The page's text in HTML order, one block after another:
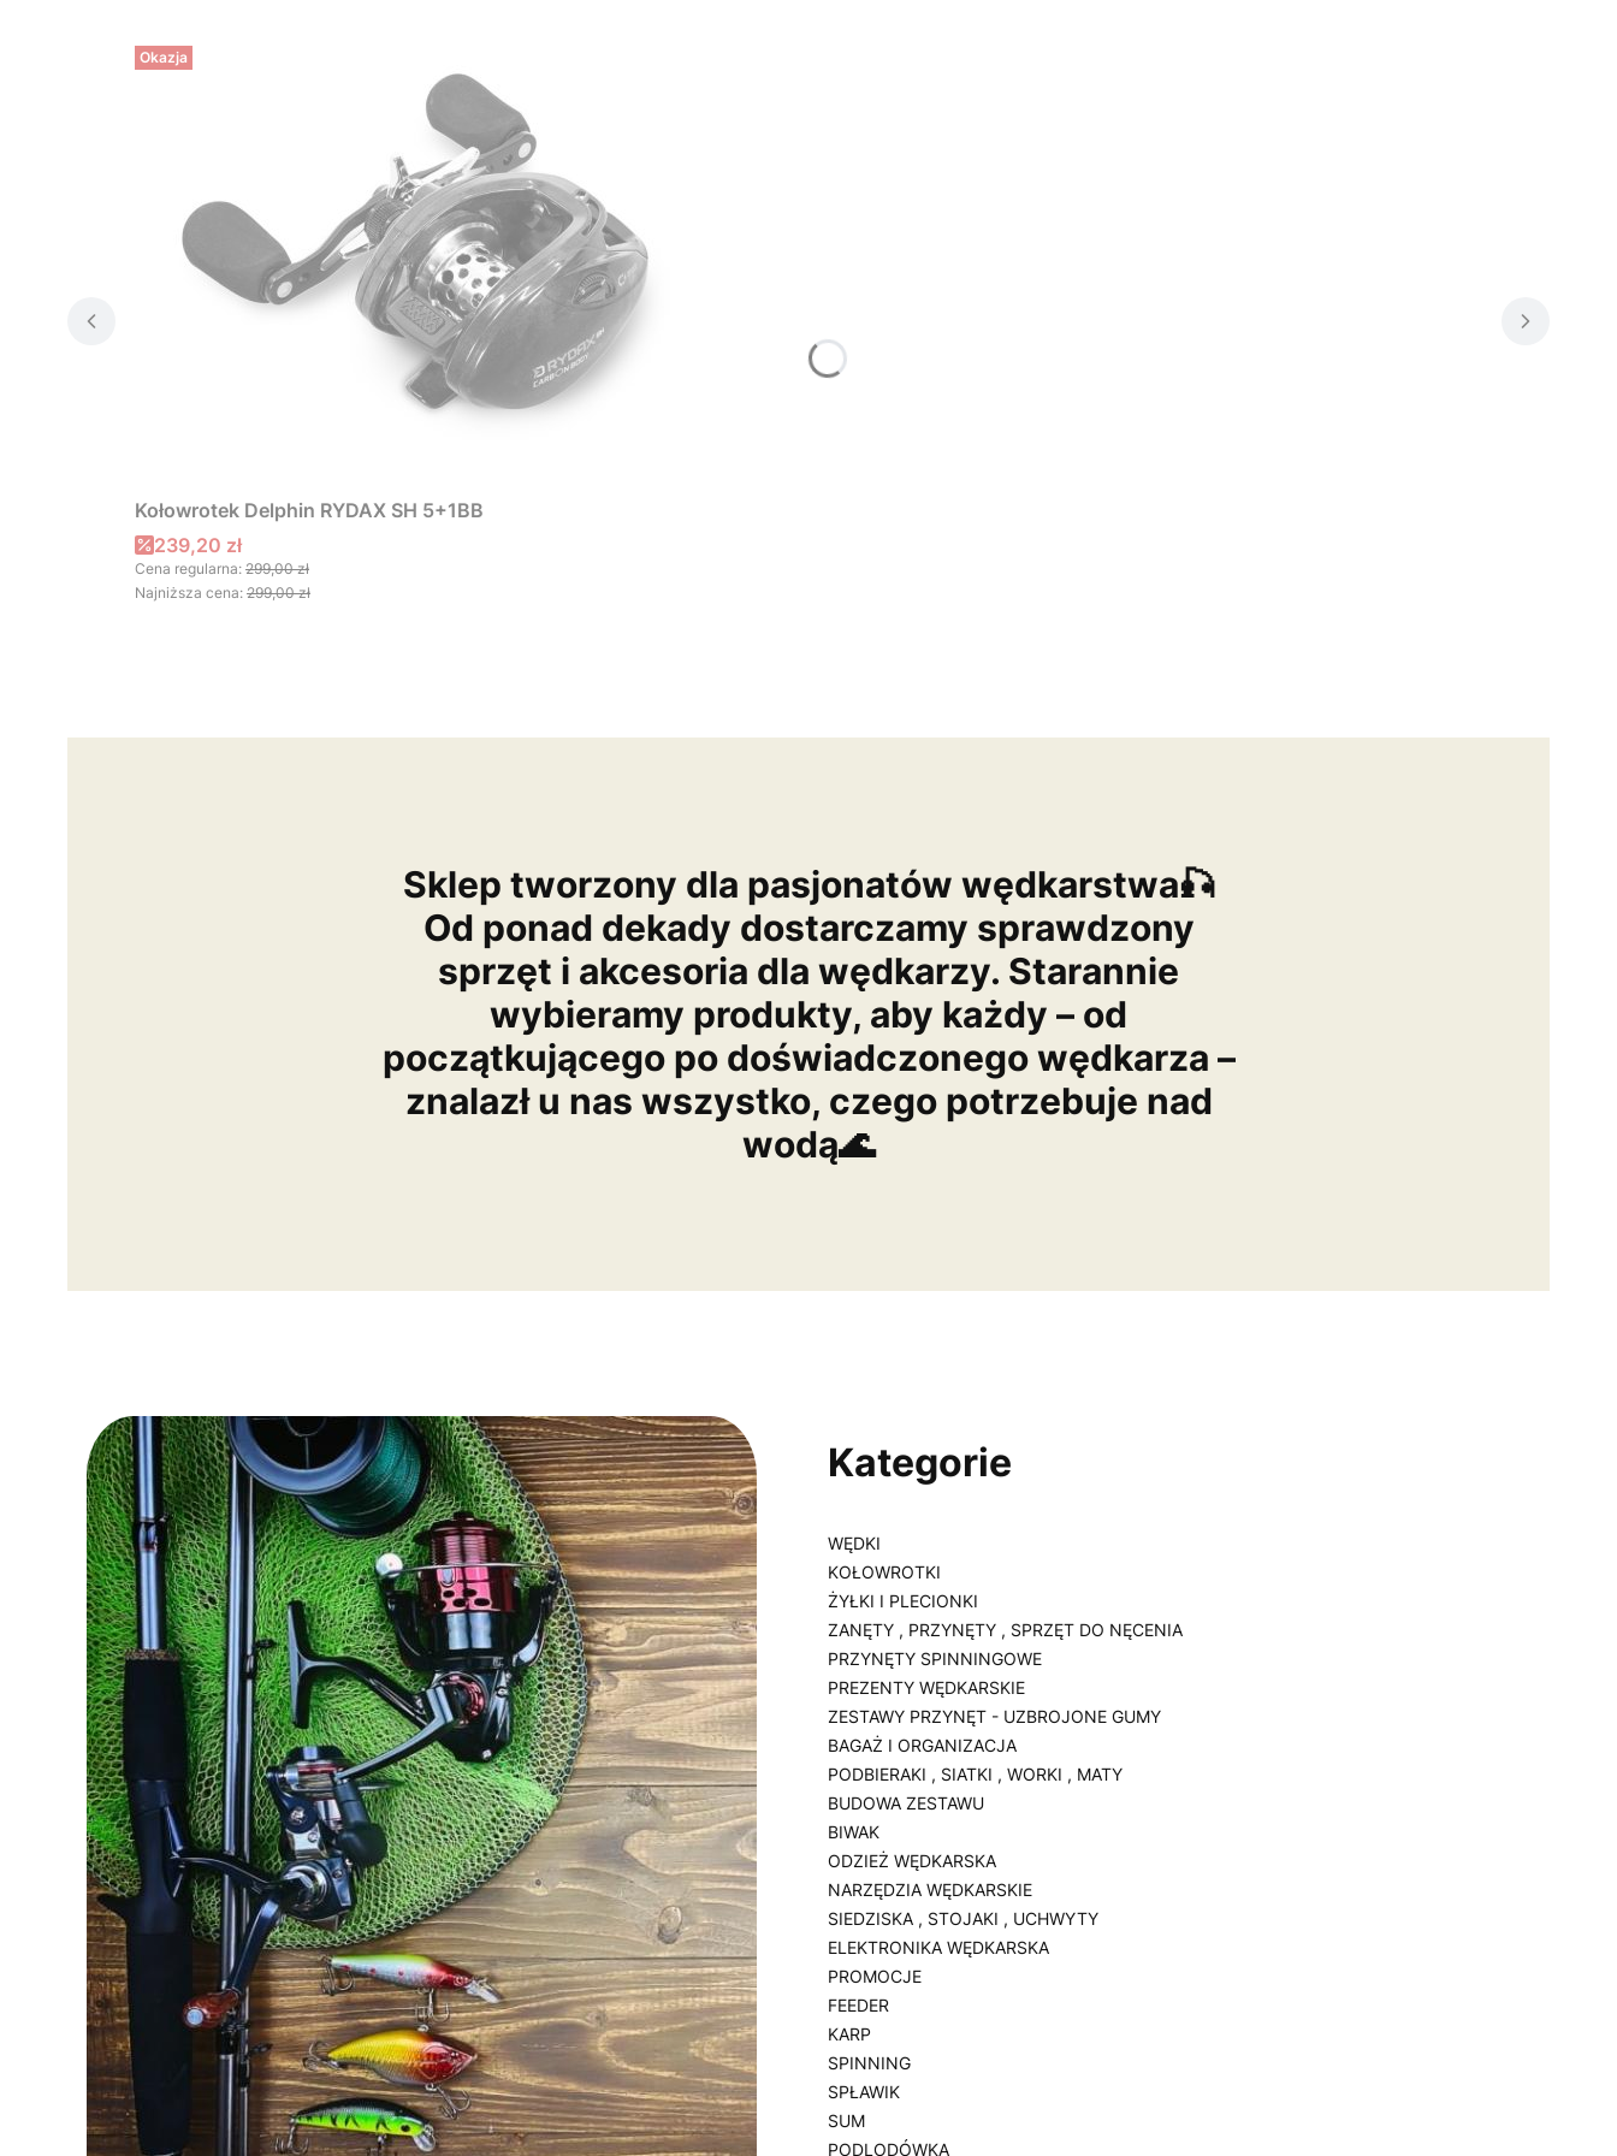
Okazja
Kołowrotek Delphin RYDAX SH 5+1BB
Cena promocyjna
239,20 zł
Cena regularna: 299,00 zł
Najniższa cena: 299,00 zł
Sklep tworzony dla pasjonatów wędkarstwa🎣
Od ponad dekady dostarczamy sprawdzony
sprzęt i akcesoria dla wędkarzy. Starannie
wybieramy produkty, aby każdy – od
początkującego po doświadczonego wędkarza –
znalazł u nas wszystko, czego potrzebuje nad
wodą🌊
Kategorie
WĘDKI
KOŁOWROTKI
ŻYŁKI I PLECIONKI
ZANĘTY , PRZYNĘTY , SPRZĘT DO NĘCENIA
PRZYNĘTY SPINNINGOWE
PREZENTY WĘDKARSKIE
ZESTAWY PRZYNĘT - UZBROJONE GUMY
BAGAŻ I ORGANIZACJA
PODBIERAKI , SIATKI , WORKI , MATY
BUDOWA ZESTAWU
BIWAK
ODZIEŻ WĘDKARSKA
NARZĘDZIA WĘDKARSKIE
SIEDZISKA , STOJAKI , UCHWYTY
ELEKTRONIKA WĘDKARSKA
PROMOCJE
FEEDER
KARP
SPINNING
SPŁAWIK
SUM
PODLODÓWKA